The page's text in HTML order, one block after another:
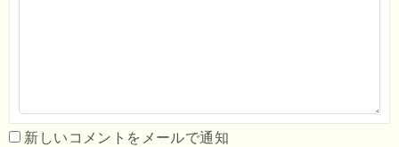
新しいコメントをメールで通知